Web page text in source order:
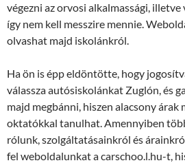
végezni az orvosi alkalmassági,
így nem kell messzire mennie.
olvashat majd iskolánkról.
Ha ön is épp eldöntötte, hogy
válassza autósiskolánkat Zuglón, és
majd megbánni, hiszen alacsony
oktatókkal tanulhat. Amennyiben
rólunk, szolgáltatásainkról és
fel weboldalunkat a carschoo.l.hu-t,